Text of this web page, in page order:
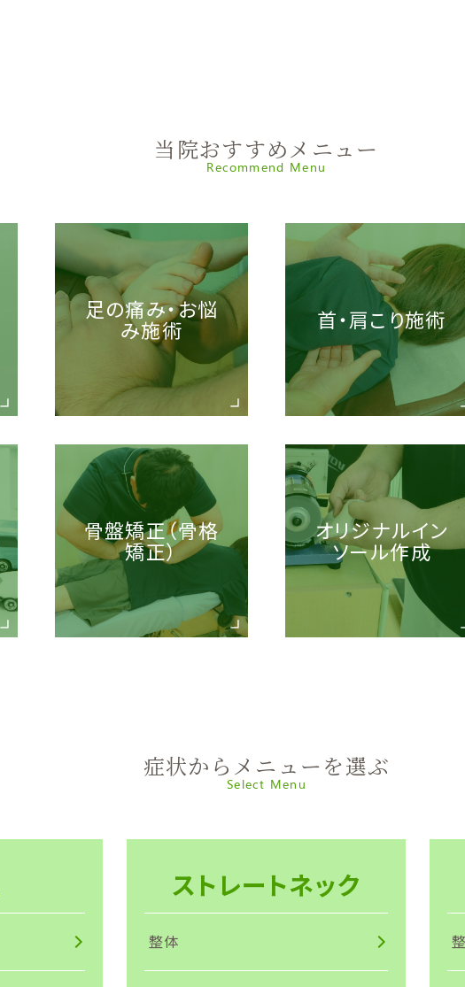
当院おすすめメニュー
Recommend Menu
足の痛み・お悩
み施術
首・肩こり施術
骨盤矯正（骨格
矯正）
オリジナルイン
ソール作成
症状からメニューを選ぶ
Select Menu
ストレートネック
整体